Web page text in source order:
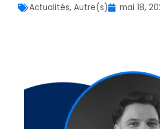
Actualités, Autre(s) mai 18,